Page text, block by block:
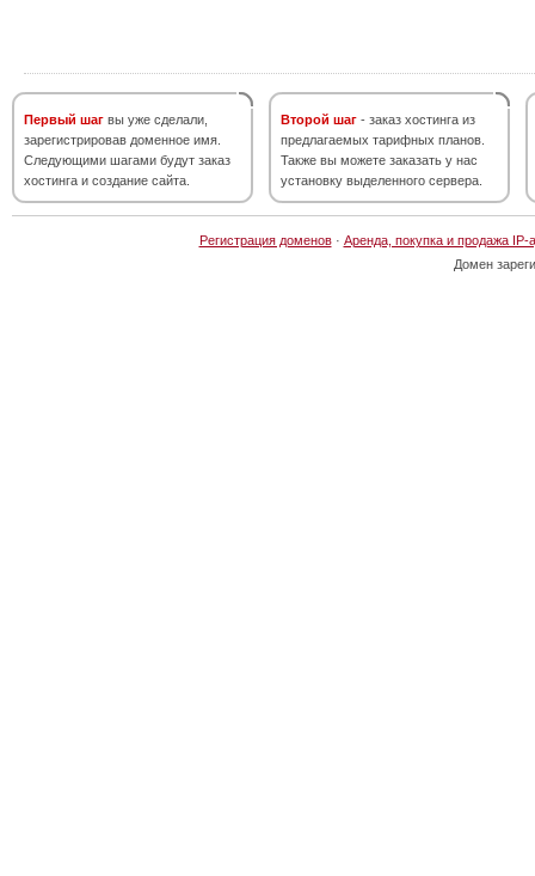
Первый шаг вы уже сделали,
зарегистрировав доменное имя.
Следующими шагами будут заказ
хостинга и создание сайта.
Второй шаг - заказ хостинга из
предлагаемых тарифных планов.
Также вы можете заказать у нас
установку выделенного сервера.
Регистрация доменов· Аренда, покупка и продажа IP-
Домен